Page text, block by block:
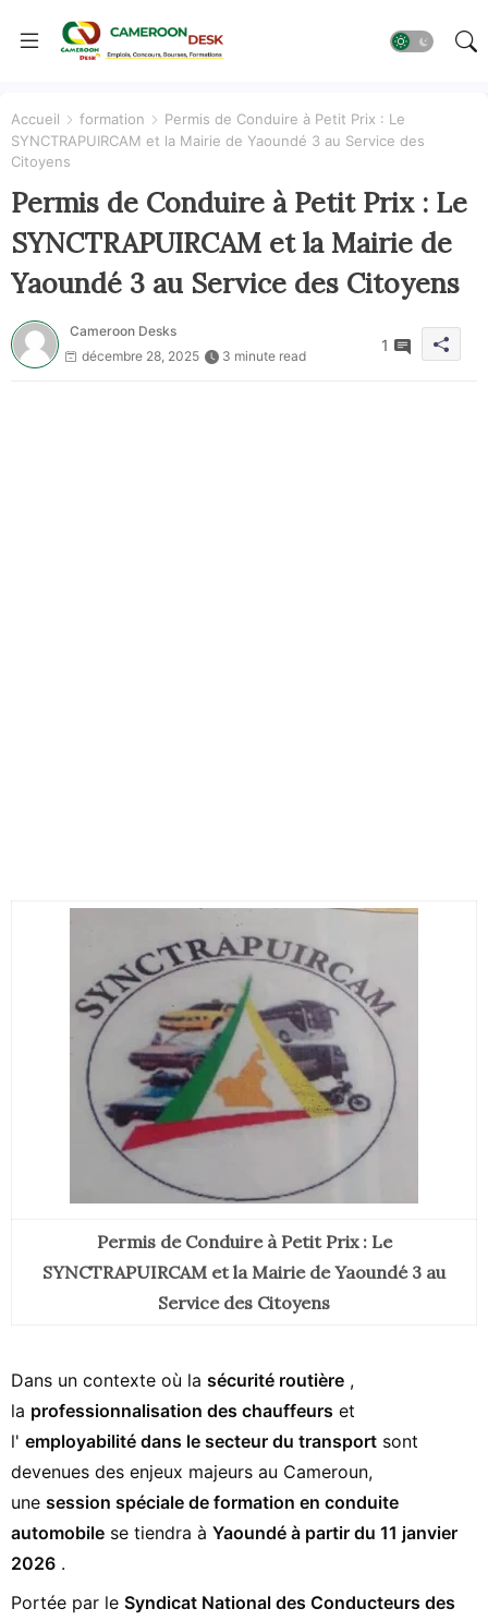
Accueil formation
Permis de Conduire à Petit Prix : Le
SYNCTRAPUIRCAM et la Mairie de Yaoundé 3 au Service des
Citoyens
Permis de Conduire à Petit Prix : Le
SYNCTRAPUIRCAM et la Mairie de
Yaoundé 3 au Service des Citoyens
Cameroon Desks
décembre 28, 2025
3 minute read
1
Permis de Conduire à Petit Prix : Le
SYNCTRAPUIRCAM et la Mairie de Yaoundé 3 au
Service des Citoyens
Dans un contexte où la sécurité routière ,
la professionnalisation des chauffeurs et
l' employabilité dans le secteur du transport sont
devenues des enjeux majeurs au Cameroun,
une session spéciale de formation en conduite
automobile se tiendra à Yaoundé à partir du 11 janvier
2026 .
Portée par le Syndicat National des Conducteurs des